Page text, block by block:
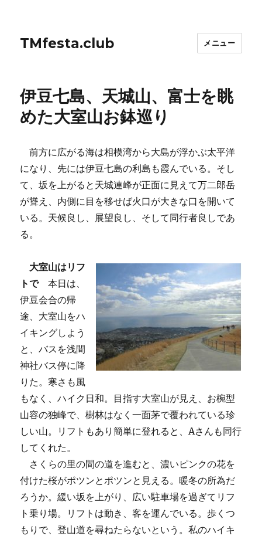
TMfesta.club メニュー
伊豆七島、天城山、富士を眺
めた大室山お鉢巡り
前方に広がる海は相模湾から大島が浮かぶ太平洋
になり、先には伊豆七島の利島も霞んでいる。そし
て、坂を上がると天城連峰が正面に見えて万二郎岳
が聳え、内側に目を移せば火口が大きな口を開いて
いる。天候良し、展望良し、そして同行者良しであ
る。
大室山はリフ
トで本日は、
伊豆会合の帰
途、大室山をハ
イキングしよう
と、バスを浅間
神社バス停に降
りた。寒さも風
もなく、ハイク日和。目指す大室山が見え、お椀型
山容の独峰で、樹林はなく一面茅で覆われている珍
しい山。リフトもあり簡単に登れると、Aさんも同行
してくれた。
さくらの里の間の道を進むと、濃いピンクの花を
付けた桜がポツンとポツンと見える。暖冬の所為だ
ろうか。緩い坂を上がり、広い駐車場を過ぎてリフ
ト乗り場。リフトは動き、客を運んでいる。歩くつ
もりで、登山道を尋ねたらないという。私のハイキ